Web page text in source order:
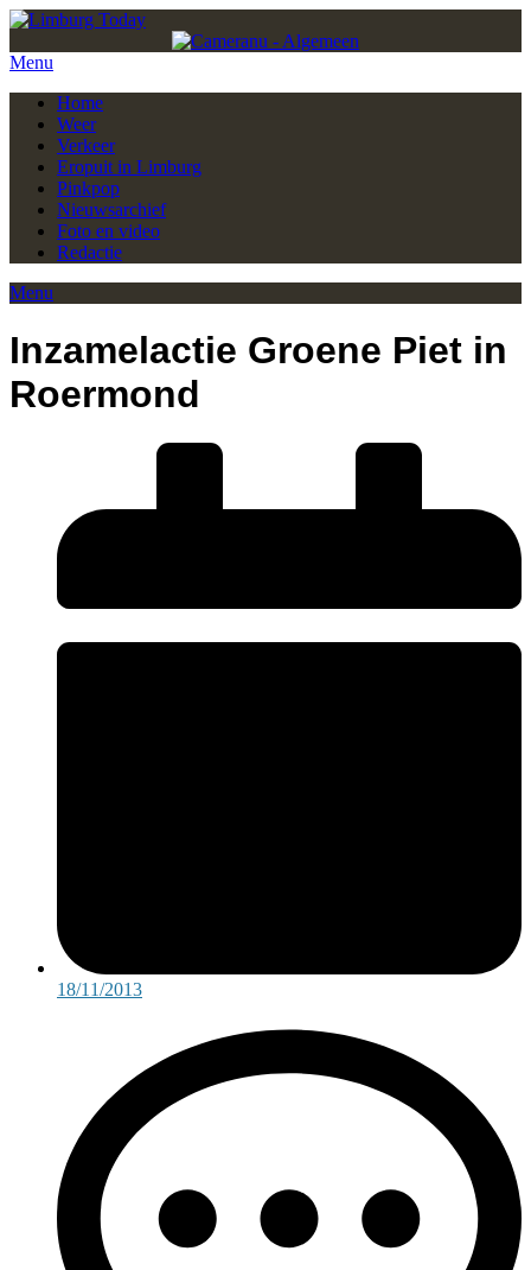
Menu
Home
Weer
Verkeer
Eropuit in Limburg
Pinkpop
Nieuwsarchief
Foto en video
Redactie
Menu
Inzamelactie Groene Piet in
Roermond
18/11/2013